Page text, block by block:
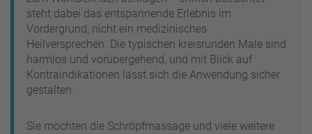
steht dabei das entspannende Erlebnis im
Vordergrund, nicht ein medizinisches
Heilversprechen. Die typischen kreisrunden Male sind
harmlos und vorübergehend, und mit Blick auf
Kontraindikationen lässt sich die Anwendung sicher
gestalten.
Sie möchten die Schröpfmassage und viele weitere